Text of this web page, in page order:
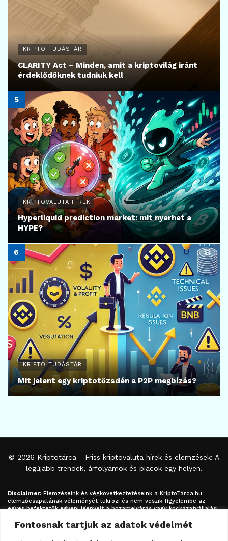
Fontosnak tartjuk az adatok védelmét
KRIPTO TUDÁSTÁR
CLARITY Act – Minden, amit a kriptovilág iránt
érdeklődőknek tudniuk kell
KRIPTOVALUTA HÍREK
Hyperliquid prediction market: mit nyerhet a
HYPE?
KRIPTO TUDÁSTÁR
Mit jelent egy kriptotőzsdén a P2P megbízás?
© 2026 Kriptotárca - Friss kriptovaluta hírek és elemzések: A
legújabb trendek, árfolyamok és piacok egy helyen.
Disclaimer: Elemzéseink és végkövetkeztetéseink a KriptoTárca.hu
elemzőcsapatának véleményét tükrözi és nem veszik figyelembe az
egyes befektetők egyéni igényeit a hozamelvárás vagy kockázatvállalási
befektetési tanácsadásnak, befektetési ajánlásnak, értékpapír /
kriptovaluta / token / ICO / cloud mining stb. jegyzésére / vételére /
eladására vonatkozó felhívásnak azok kizárólag tájékoztatásul